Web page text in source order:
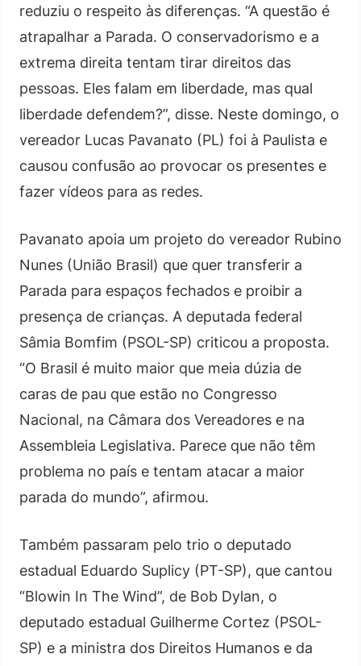
reduziu o respeito às diferenças. “A questão é
atrapalhar a Parada. O conservadorismo e a
extrema direita tentam tirar direitos das
pessoas. Eles falam em liberdade, mas qual
liberdade defendem?”, disse. Neste domingo, o
vereador Lucas Pavanato (PL) foi à Paulista e
causou confusão ao provocar os presentes e
fazer vídeos para as redes.
Pavanato apoia um projeto do vereador Rubino
Nunes (União Brasil) que quer transferir a
Parada para espaços fechados e proibir a
presença de crianças. A deputada federal
Sâmia Bomfim (PSOL-SP) criticou a proposta.
“O Brasil é muito maior que meia dúzia de
caras de pau que estão no Congresso
Nacional, na Câmara dos Vereadores e na
Assembleia Legislativa. Parece que não têm
problema no país e tentam atacar a maior
parada do mundo”, afirmou.
Também passaram pelo trio o deputado
estadual Eduardo Suplicy (PT-SP), que cantou
“Blowin In The Wind”, de Bob Dylan, o
deputado estadual Guilherme Cortez (PSOL-
SP) e a ministra dos Direitos Humanos e da